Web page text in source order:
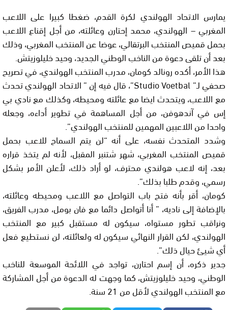
يمارس الاتحاد الهولندي لكرة القدم، ضغطا كبيرا على اللاعب
المغربي – الهولندي، محمد إحتارن وعائلته، من أجل إقناع اللاعب
بحمل قميص المنتخب البرتقالي، عوضا عن المنتخب المغربي، وذلك
بعد أن تلقى دعوة من الناخب الوطني الجديد، وحيد خليلوزيتش.
هذا الأمر، أكده رونالد كومان، مدرب المنتخب الهولندي، في تصريح
صحفي لـ” Studio Voetbal”، قال فيه إن ” الاتحاد الهولندي تحدث
مع اللاعب، ويتحدث ايضا مع عائلته ومحيطه، وكذلك مع نادي بي
إس في آندهوفن، من أجل المساهمة في تطوير أداءه، وجعله
واحدا من اللاعبين المهمين للمنتخب الهولندي”.
وشدد المتحدث نفسه، على أنه “لن يتم السماح للاعب بحمل
قميص المنتخب المغربي، شهر شتنبر المقبل، لأنه لم يتخذ قراره
بعد، إنه لاعب هولندي محترف، لو أراد ذلك، لأعلن الأمر بشكل
رسمي، وقدم طلبا بذلك”.
كومان، أقر بأنه فتح باب التواصل مع اللاعب ومحيطه وعائلته،
بالإضافة إلى ناديه، ” أنا أتواصل دائما مع فان بومل، مدرب الفريق،
ونراقب تطور مستواه، سيكون له مستقبل كبير مع المنتخب
الهولندي، لكن القرار النهائي سيكون له ولعائلته، لن نستطيع فعل
أي شيئ حيال ذلك”.
جدير ذكره، أن إسم احتارن، تواجد في اللائحة الموسعة للناخب
الوطني، وحيد خليلوزيتش، كما وجهت له الدعوة من أجل المشاركة
مع المنتخب الهولندي لأقل من 21 سنة.